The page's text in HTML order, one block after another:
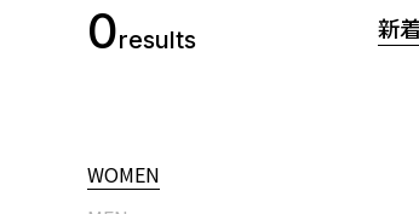
0results
WOMEN
新